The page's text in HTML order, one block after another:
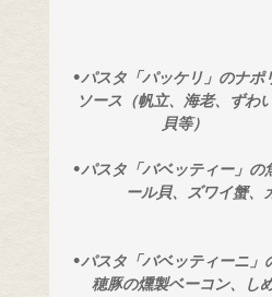
•パスタ「パッケリ」のナポ
ソース（帆立、海老、ずわ
貝等） 　　　
•パスタ「バベッティー」の
ール貝、ズワイ蟹
￥
•パスタ「バベッティーニ」
穂豚の燻製ベーコン、し